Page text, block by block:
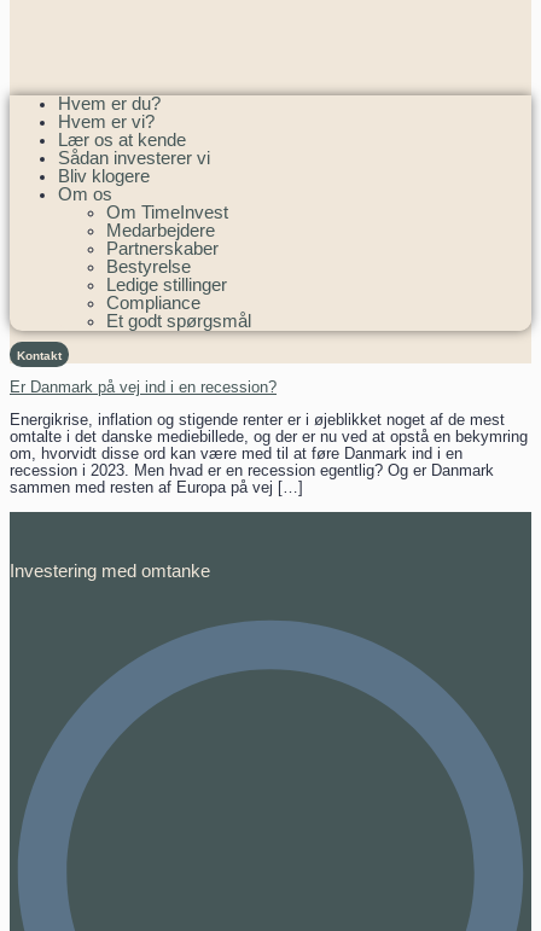
Hvem er du?
Hvem er vi?
Lær os at kende
Sådan investerer vi
Bliv klogere
Om os
Om TimeInvest
Medarbejdere
Partnerskaber
Bestyrelse
Ledige stillinger
Compliance
Et godt spørgsmål
Kontakt
Er Danmark på vej ind i en recession?
Energikrise, inflation og stigende renter er i øjeblikket noget af de mest
omtalte i det danske mediebillede, og der er nu ved at opstå en bekymring
om, hvorvidt disse ord kan være med til at føre Danmark ind i en
recession i 2023. Men hvad er en recession egentlig? Og er Danmark
sammen med resten af Europa på vej […]
Investering med omtanke